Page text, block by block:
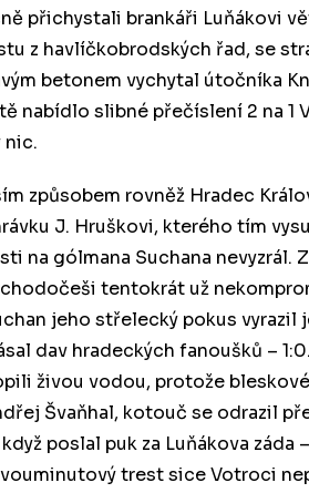
přichystali brankáři Luňákovi
z havlíčkobrodských řad, se
betonem vychytal útočníka
nabídlo slibné přečíslení 2 na
nic.
způsobem rovněž Hradec
J. Hruškovi, kterého tím
na gólmana Suchana nevyzrál.
tentokrát už
jeho střelecký pokus
dav hradeckých fanoušků –
živou vodou, protože
Švaňhal, kotouč se odrazil
poslal puk za Luňákova záda
trest sice Votroci